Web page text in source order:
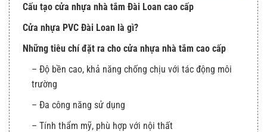
Cấu tạo cửa nhựa nhà tắm Đài Loan cao cấp
Cửa nhựa PVC Đài Loan là gì?
Những tiêu chí đặt ra cho cửa nhựa nhà tắm cao cấp
– Độ bền cao, khả năng chống chịu với tác động môi
trường
– Đa công năng sử dụng
– Tính thẩm mỹ, phù hợp với nội thất